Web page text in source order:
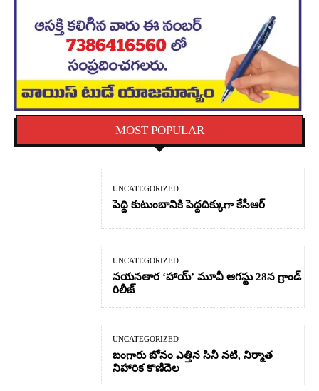
MOST POPULAR
UNCATEGORIZED
పెద్ది కుటుంబానికి పెద్దదిక్కుగా కేసీఆర్
UNCATEGORIZED
నయనతార ‘హాయ్’ మూవీ ఆగస్టు 28న గ్రాండ్
రిలీజ్
UNCATEGORIZED
బంగారు బోనం ఎత్తిన సినీ నటి, నిర్మాత
నిహారిక కొణిదెల